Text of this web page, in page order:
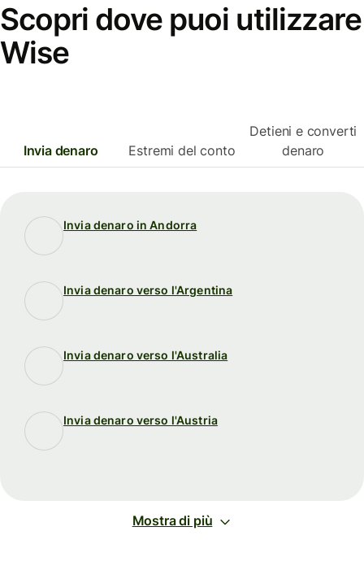
Scopri dove puoi utilizzare
Wise
Invia denaro Estremi del conto
Detieni e converti
denaro
Invia denaro in Andorra
Invia denaro verso l'Argentina
Invia denaro verso l'Australia
Invia denaro verso l'Austria
Mostra di più